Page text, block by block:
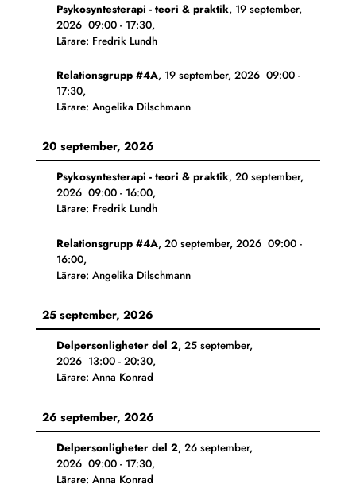
Psykosyntesterapi - teori & praktik, 19 september,
2026 09:00- 17:30,
Lärare: Fredrik Lundh
Relationsgrupp #4A, 19 september, 2026 09:00-
17:30,
Lärare: Angelika Dilschmann
20 september, 2026
Psykosyntesterapi - teori & praktik, 20 september,
2026 09:00- 16:00,
Lärare: Fredrik Lundh
Relationsgrupp #4A, 20 september, 2026 09:00-
16:00,
Lärare: Angelika Dilschmann
25 september, 2026
Delpersonligheter del 2, 25 september,
2026 13:00- 20:30,
Lärare: Anna Konrad
26 september, 2026
Delpersonligheter del 2, 26 september,
2026 09:00- 17:30,
Lärare: Anna Konrad